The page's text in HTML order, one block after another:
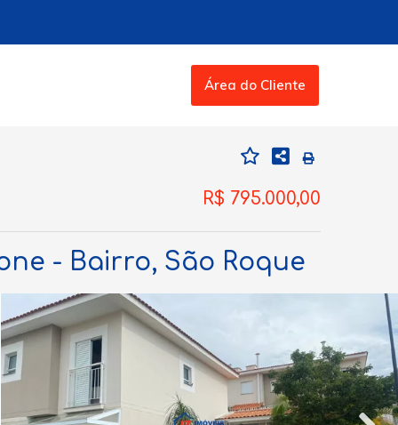
Área do Cliente
R$ 795.000,00
- Bairro, São Roque